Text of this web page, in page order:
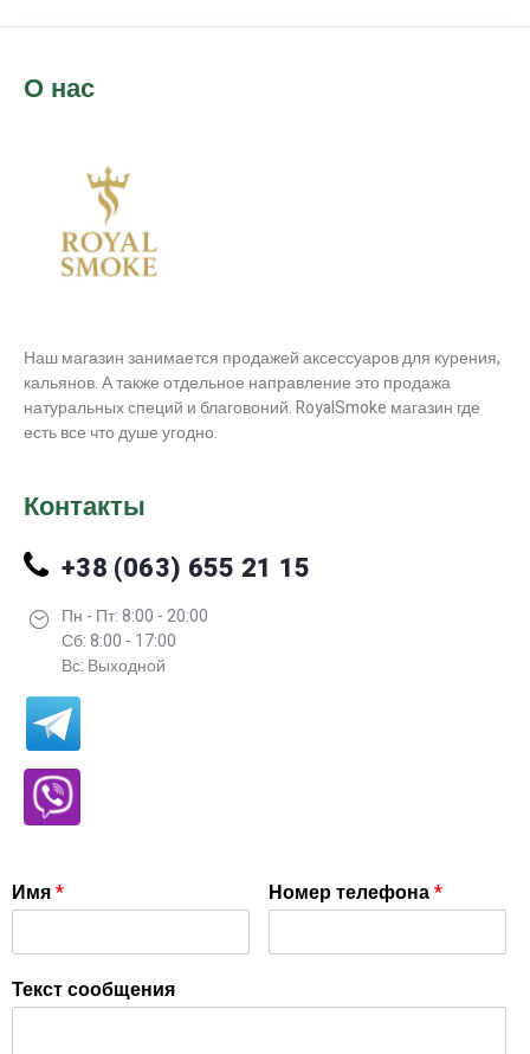
О нас
Наш магазин занимается продажей аксессуаров для курения,
кальянов. А также отдельное направление это продажа
натуральных специй и благовоний. RoyalSmoke магазин где
есть все что душе угодно.
Контакты
+38 (063) 655 21 15
Пн - Пт: 8:00 - 20:00
Сб: 8:00 - 17:00
Вс: Выходной
Имя* Номер телефона*
Текст сообщения